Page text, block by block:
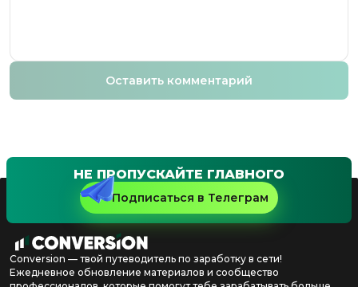
Оставить комментарий
НЕ ПРОПУСКАЙТЕ ГЛАВНОГО
Подписаться в Телеграм
Conversion — твой путеводитель по заработку в сети!
Ежедневное обновление материалов и сообщество